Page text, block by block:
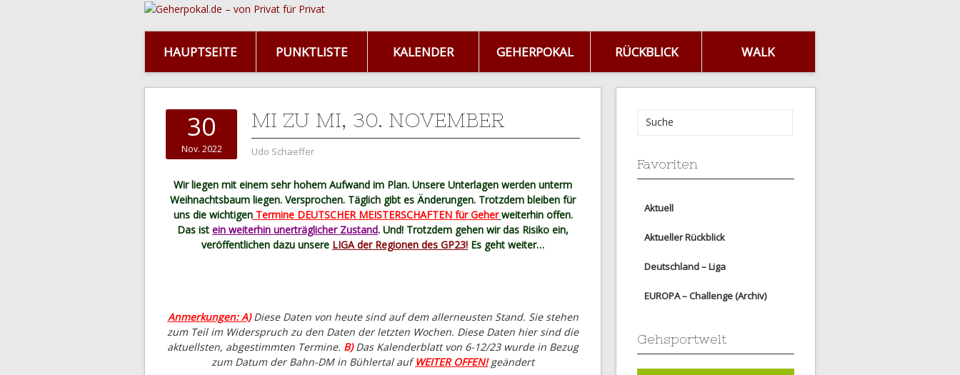
HAUPTSEITE PUNKTLISTE KALENDER GEHERPOKAL RÜCKBLICK WALK
30
Nov. 2022
MI ZU MI, 30. NOVEMBER
Udo Schaeffer
Wir liegen mit einem sehr hohem Aufwand im Plan. Unsere Unterlagen werden unterm
Weihnachtsbaum liegen. Versprochen. Täglich gibt es Änderungen. Trotzdem bleiben für
uns die wichtigenTermine DEUTSCHER MEISTERSCHAFTEN für Geher weiterhin offen.
Das ist ein weiterhin unerträglicher Zustand. Und! Trotzdem gehen wir das Risiko ein,
veröffentlichen dazu unsere LIGA der Regionen des GP23! Es geht weiter…
Anmerkungen: A)Diese Daten von heute sind auf dem allerneusten Stand. Sie stehen
zum Teil im Widerspruch zu den Daten der letzten Wochen. Diese Daten hier sind die
aktuellsten, abgestimmten Termine. B)Das Kalenderblatt von 6-12/23 wurde in Bezug
zum Datum der Bahn-DM in Bühlertal aufWEITER OFFEN!geändert
Favoriten
Aktuell
Aktueller Rückblick
Deutschland – Liga
EUROPA – Challenge (Archiv)
Gehsportwelt